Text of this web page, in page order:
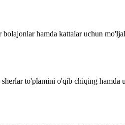
hamda kattalar uchun
to'plamini o'qib chiqing